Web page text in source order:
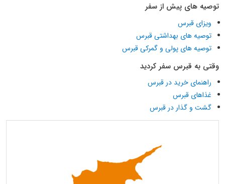
توصیه های پیش از سفر
ویزای قبرس
توصیه های بهداشتی قبرس
توصیه های پولی و گمرکی قبرس
وقتی به قبرس سفر کردید
راهنمای خرید در قبرس
غذاهای قبرس
گشت و گذار در قبرس